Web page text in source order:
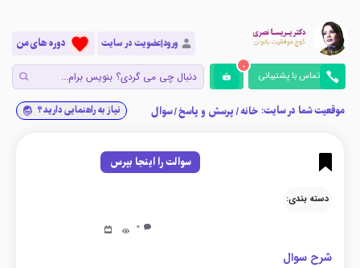
ورود|عضویت در سایت دوره های من
تماس با پشتیبانی
0
موقعیت شما در سایت: خانه/پرسش و پاسخ/سوال نیاز به راهنمایی دارید؟
سوالت را اینجا بپرس
دسته بندی:
0
شرح سوال